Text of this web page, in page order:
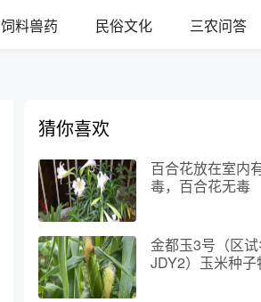
饲料兽药 民俗文化 三农问答
猜你喜欢
百合花放在室内
毒，百合花无毒
金都玉3号（区试
JDY2）玉米种子